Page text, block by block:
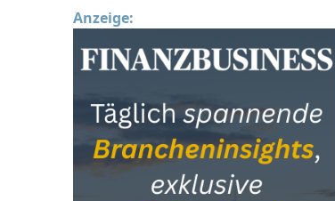
Anzeige: